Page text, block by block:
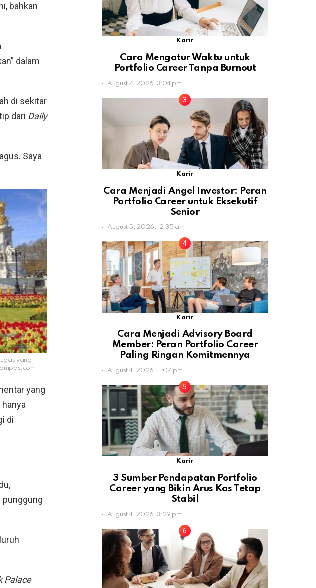
bahkan
dalam
di sekitar
dari Daily
Saya
yang
yang
di
punggung
Palace
Karir
Cara Mengatur Waktu untuk
Portfolio Career Tanpa Burnout
August 7, 2026, 3:04 pm
Karir
Cara Menjadi Angel Investor: Peran
Portfolio Career untuk Eksekutif
Senior
August 5, 2026, 12:35 am
Karir
Cara Menjadi Advisory Board
Member: Peran Portfolio Career
Paling Ringan Komitmennya
August 4, 2026, 11:07 pm
Karir
3 Sumber Pendapatan Portfolio
Career yang Bikin Arus Kas Tetap
Stabil
August 4, 2026, 3:29 pm